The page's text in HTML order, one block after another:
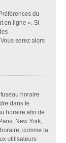
du
en ligne ». Si
serez alors
horaire
dans le
horaire afin de
New York,
comme la
utilisateurs